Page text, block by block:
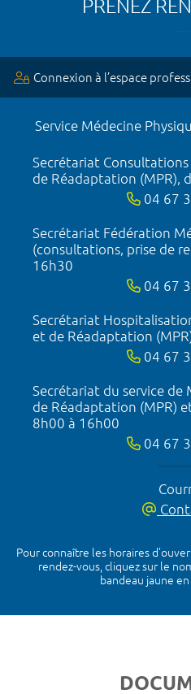
PRENEZ
Connexion à l’espace
Service Médecine
Secrétariat
de Réadaptation (MPR),
04 67
Secrétariat Fédération
(consultations, prise de
16h30
04 67
Secrétariat
et de Réadaptation
04 67
Secrétariat du service de
de Réadaptation (MPR)
8h00 à 16h00
04 67
Pour connaître les horaires
rendez-vous, cliquez sur le
bandeau jaune